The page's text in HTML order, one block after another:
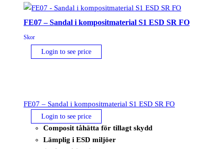
FE07 – Sandal i kompositmaterial S1 ESD SR FO
Skor
Login to see price
FE07 – Sandal i kompositmaterial S1 ESD SR FO
Login to see price
Composit tåhätta för tillagt skydd
Lämplig i ESD miljöer